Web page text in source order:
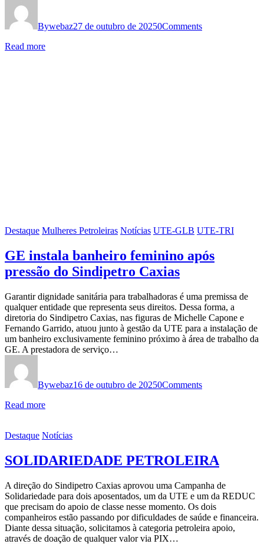
Bywebaz27 de outubro de 20250Comments
Read more
Destaque Mulheres Petroleiras Notícias UTE-GLB UTE-TRI
GE instala banheiro feminino após
pressão do Sindipetro Caxias
Garantir dignidade sanitária para trabalhadoras é uma premissa de
qualquer entidade que representa seus direitos. Dessa forma, a
diretoria do Sindipetro Caxias, nas figuras de Michelle Capone e
Fernando Garrido, atuou junto à gestão da UTE para a instalação de
um banheiro exclusivamente feminino próximo à área de trabalho da
GE. A prestadora de serviço…
Bywebaz16 de outubro de 20250Comments
Read more
Destaque Notícias
SOLIDARIEDADE PETROLEIRA
A direção do Sindipetro Caxias aprovou uma Campanha de
Solidariedade para dois aposentados, um da UTE e um da REDUC
que precisam do apoio de classe nesse momento. Os dois
companheiros estão passando por dificuldades de saúde e financeira.
Diante dessa situação, solicitamos à categoria petroleira apoio,
através de doação de qualquer valor via PIX…